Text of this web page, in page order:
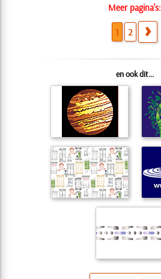
Meer pagina's:
1 2
en ook dit...